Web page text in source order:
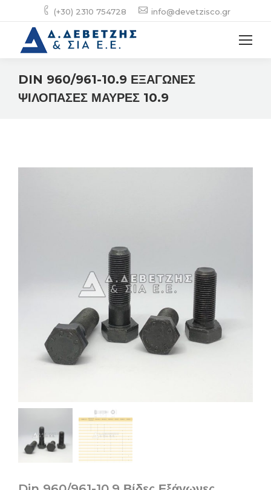
(+30) 2310 754728 info@devetzisco.gr
DIN 960/961-10.9 ΕΞΑΓΩΝΕΣ
ΨΙΛΟΠΑΣΕΣ ΜΑΥΡΕΣ 10.9